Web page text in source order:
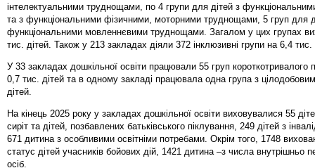
інтелектуальними труднощами, по 4 групи для дітей з
та з функціональними фізичними, моторними труднощами, 5 груп для
функціональними мовленнєвими труднощами. Загалом у цих групах
тис. дітей. Також у 213 закладах діяли 372 інклюзивні групи на 6,4 тис.
У 33 закладах дошкільної освіти працювали 55 груп короткотривалого
0,7 тис. дітей та в одному закладі працювала одна група з
дітей.
На кінець 2025 року у закладах дошкільної освіти виховувалися 55
сиріт та дітей, позбавлених батьківського піклування, 249 дітей з
671 дитина з особливими освітніми потребами. Окрім того, 1748
статус дітей учасників бойових дій, 1421 дитина –з числа внутрішньо
осіб.